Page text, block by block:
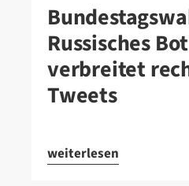
Russisches
verbreitet
Tweets
weiterlesen